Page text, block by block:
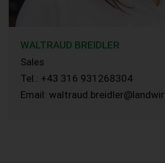
WALTRAUD BREIDLER
Sales
Tel.: +43 316 931268304
Email: